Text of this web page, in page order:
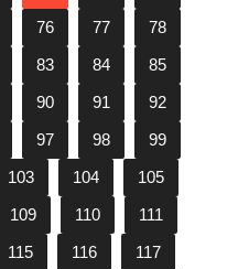
76 77
78
83 84
85
90 91
92
97 98
99
103 104
105
109 110
111
115 116
117